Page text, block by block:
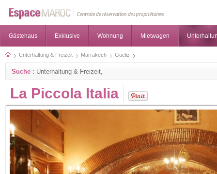
Gästehaus Exklusive Wohnung Mietwagen
Unterhaltung & Freizeit Marrakech Gueliz
Suche : Unterhaltung & Freizeit,
La Piccola Italia